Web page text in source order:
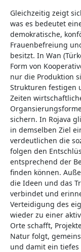
Gleichzeitig zeigt
was es bedeutet
demokratische,
Frauenbefreiung
besitzt. In Wan
Form von
nur die Produktion
Strukturen festigen
Zeiten
sichern. In Rojava
in demselben Ziel
verdeutlichen die
folgen den
entsprechend der
finden können.
die Ideen und das
verbindet und
Verteidigung des
wieder zu einer
Orte schafft,
Natur folgt,
und damit ein tiefes